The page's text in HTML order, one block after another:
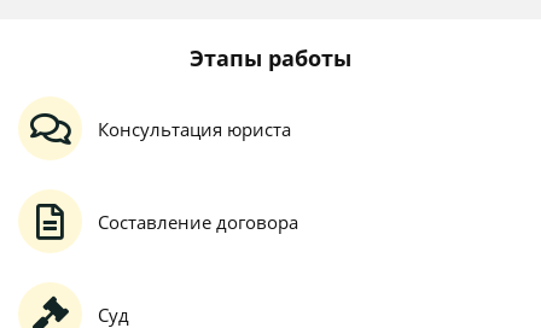
Этапы работы
Консультация юриста
Составление договора
Суд